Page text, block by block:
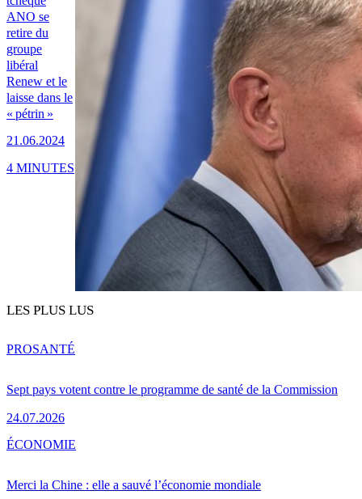
ANO se
retire du
groupe
libéral
Renew et le
laisse dans le
« pétrin »
21.06.2024
4 MINUTES
LES PLUS LUS
Sept pays votent contre le programme de santé de la Commission
24.07.2026
PROSANTÉ
Merci la Chine : elle a sauvé l’économie mondiale
ÉCONOMIE